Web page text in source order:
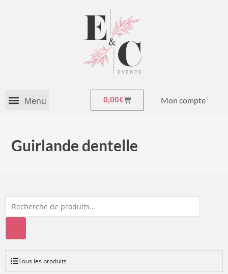
0,00€ Mon compte
Guirlande dentelle
Tous les produits